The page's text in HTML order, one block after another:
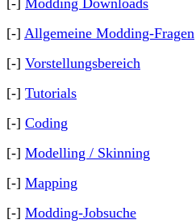
[-] Modding Downloads
[-] Allgemeine Modding-Fragen
[-] Vorstellungsbereich
[-] Tutorials
[-] Coding
[-] Modelling / Skinning
[-] Mapping
[-] Modding-Jobsuche